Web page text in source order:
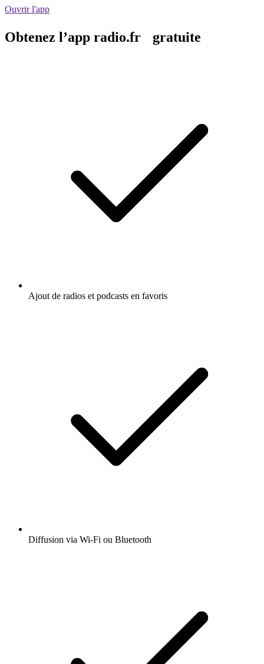
Ouvrir l'app
Obtenez l’app radio.fr gratuite
Ajout de radios et podcasts en favoris
Diffusion via Wi-Fi ou Bluetooth